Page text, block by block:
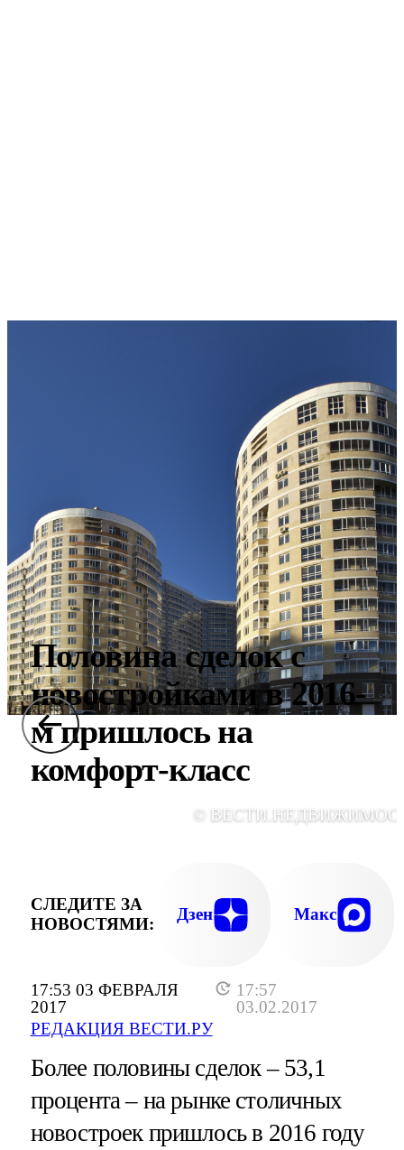
17:53 03 ФЕВРАЛЯ
2017
17:57
03.02.2017
РЕДАКЦИЯ ВЕСТИ.РУ
Половина сделок с
новостройками в 2016-
м пришлось на
комфорт-класс
©
СЛЕДИТЕ ЗА
НОВОСТЯМИ:
Дзен Макс
Более половины сделок – 53,1
процента – на рынке столичных
новостроек пришлось в 2016 году